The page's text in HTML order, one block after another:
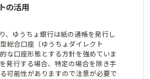
の活用
、ゆうちょ銀行は紙の通帳を発行し
総合口座（ゆうちょダイレクト
な口座形態とする方針を強めていま
発行する場合、特定の場合を除き手
可能性がありますので注意が必要で